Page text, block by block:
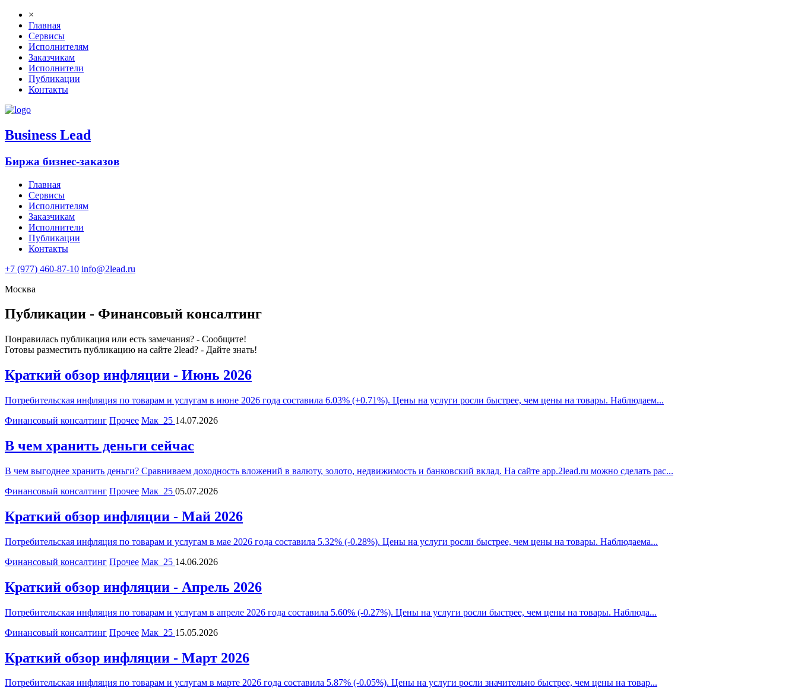
×
Главная
Сервисы
Исполнителям
Заказчикам
Исполнители
Публикации
Контакты
Business Lead
Биржа бизнес-заказов
Главная
Сервисы
Исполнителям
Заказчикам
Исполнители
Публикации
Контакты
+7 (977) 460-87-10 info@2lead.ru
Москва
Публикации - Финансовый консалтинг
Понравилась публикация или есть замечания? - Сообщите!
Готовы разместить публикацию на сайте 2lead? - Дайте знать!
Краткий обзор инфляции - Июнь 2026
Потребительская инфляция по товарам и услугам в июне 2026 года составила 6.03% (+0.71%). Цены на услуги росли быстрее, чем цены на товары. Наблюдаем...
Финансовый консалтинг Прочее Мак_25 14.07.2026
В чем хранить деньги сейчас
В чем выгоднее хранить деньги? Сравниваем доходность вложений в валюту, золото, недвижимость и банковский вклад. На сайте app.2lead.ru можно сделать рас...
Финансовый консалтинг Прочее Мак_25 05.07.2026
Краткий обзор инфляции - Май 2026
Потребительская инфляция по товарам и услугам в мае 2026 года составила 5.32% (-0.28%). Цены на услуги росли быстрее, чем цены на товары. Наблюдаема...
Финансовый консалтинг Прочее Мак_25 14.06.2026
Краткий обзор инфляции - Апрель 2026
Потребительская инфляция по товарам и услугам в апреле 2026 года составила 5.60% (-0.27%). Цены на услуги росли быстрее, чем цены на товары. Наблюда...
Финансовый консалтинг Прочее Мак_25 15.05.2026
Краткий обзор инфляции - Март 2026
Потребительская инфляция по товарам и услугам в марте 2026 года составила 5.87% (-0.05%). Цены на услуги росли значительно быстрее, чем цены на товар...